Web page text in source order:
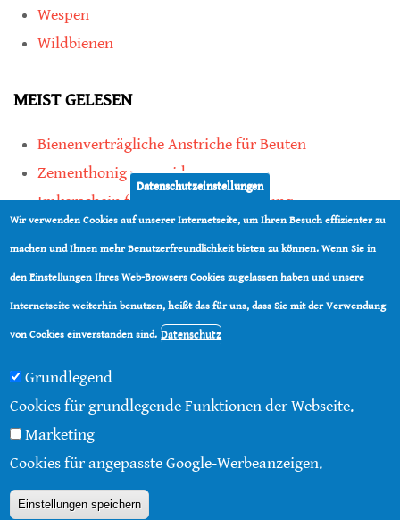
Wespen
Wildbienen
MEIST GELESEN
Bienenverträgliche Anstriche für Beuten
Zementhonig vermeiden
Imkerschein für Honigbienen-Haltung
Kauf von Mittelwänden ist Vertrauenssache
teilen
Datenschutzeinstellungen
Wir verwenden Cookies auf unserer Internetseite, um Ihren Besuch effizienter zu
machen und Ihnen mehr Benutzerfreundlichkeit bieten zu können. Wenn Sie in
den Einstellungen Ihres Web-Browsers Cookies zugelassen haben und unsere
Internetseite weiterhin benutzen, heißt das für uns, dass Sie mit der Verwendung
von Cookies einverstanden sind. Datenschutz
Grundlegend
Cookies für grundlegende Funktionen der Webseite.
Marketing
Cookies für angepasste Google-Werbeanzeigen.
Einstellungen speichern